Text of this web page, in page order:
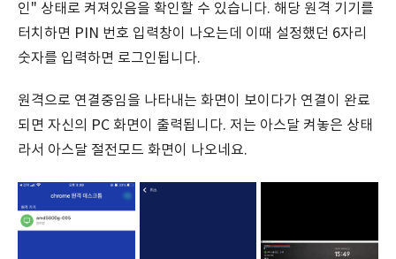
인" 상태로 켜져있음을 확인할 수 있습니다. 해당 원격 기기를
터치하면 PIN 번호 입력창이 나오는데 이때 설정했던 6자리
숫자를 입력하면 로그인됩니다.
원격으로 연결중임을 나타내는 화면이 보이다가 연결이 완료
되면 자신의 PC 화면이 출력됩니다. 저는 아스달 켜놓은 상태
라서 아스달 절전모드 화면이 나오네요.